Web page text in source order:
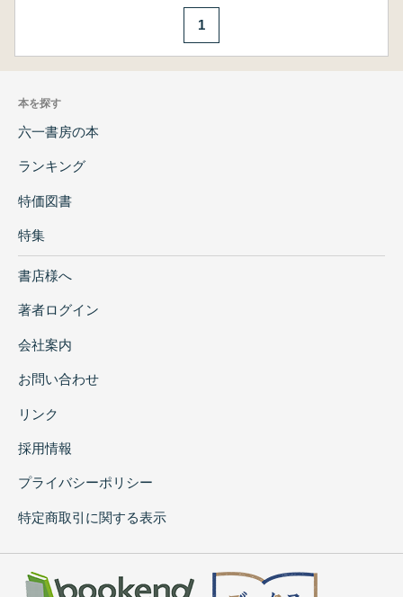
1
本を探す
六一書房の本
ランキング
特価図書
特集
書店様へ
著者ログイン
会社案内
お問い合わせ
リンク
採用情報
プライバシーポリシー
特定商取引に関する表示